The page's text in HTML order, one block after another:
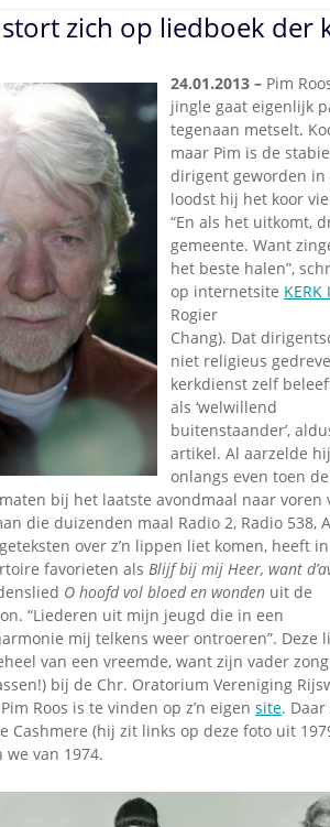
tags
Dallas
De
Ferry Maat
Ferry Maat
Jingle
Jingle
Stoomfluit
Vaak
stort zich op liedboek der
24.01.2013 – Pim
jingle gaat eigenlijk
tegenaan metselt.
maar Pim is de
dirigent geworden in
loodst hij het koor
“En als het uitkomt,
gemeente. Want
het beste halen”,
op internetsite KERK
Rogier
Chang). Dat
niet religieus
kerkdienst zelf
als ‘welwillend
buitenstaander’,
artikel. Al aarzelde hij
onlangs even toen de
bij het laatste avondmaal naar voren
die duizenden maal Radio 2, Radio 538,
over z’n lippen liet komen, heeft
favorieten als Blijf bij mij Heer, want
O hoofd vol bloed en wonden uit de
“Liederen uit mijn jeugd die in een
mij telkens weer ontroeren”. Deze
van een vreemde, want zijn vader
bij de Chr. Oratorium Vereniging
Roos is te vinden op z’n eigen site.
Cashmere (hij zit links op deze foto uit
van 1974.